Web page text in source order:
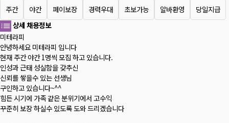
주간
야간 페이보장 경력우대 초보가능 알바환영
당일지급
상세 채용정보
미테라피
안녕하세요 미테라피 입니다
현재 주간 야간 1명씩 모집 하고 있습니다.
인성과 근태 성실함을 갖추신
신뢰를 쌓을수 있는 선생님
구인하고 있습니다~^^
힘든 시기에 가족 같은 분위기에서 고수익
꾸준히 보장 하실수 있도록 도와 드리겠습니다